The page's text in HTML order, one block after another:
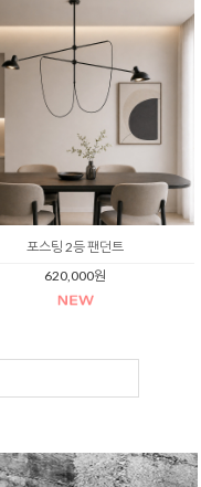
포스팅 2등 팬던트
620,000원